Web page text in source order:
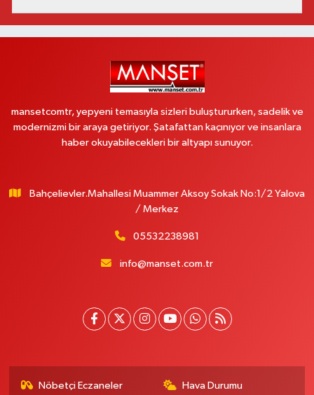
mansetcomtr, yepyeni temasıyla sizleri buluştururken, sadelik ve
modernizmi bir araya getiriyor. Şatafattan kaçınıyor ve insanlara
haber okuyabilecekleri bir altyapı sunuyor.
Bahçelievler.Mahallesi Muammer Aksoy Sokak No:1/2 Yalova
/ Merkez
05532238981
info@manset.com.tr
Nöbetçi Eczaneler Hava Durumu